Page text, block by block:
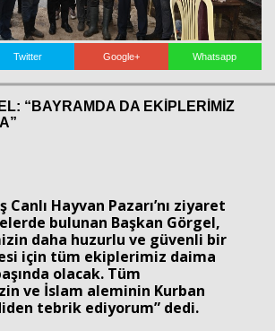
Twitter Google+ Whatsapp
“BAYRAMDA DA EKİPLERİMİZ
Hayvan Pazarı’nı ziyaret
bulunan Başkan Görgel,
daha huzurlu ve güvenli bir
için tüm ekiplerimiz daima
olacak. Tüm
ve İslam aleminin Kurban
tebrik ediyorum” dedi.
KÜNYE